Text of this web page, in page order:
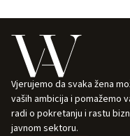
Vjerujemo da svaka žena
vaših ambicija i pomažemo
radi o pokretanju i rastu
javnom sektoru.